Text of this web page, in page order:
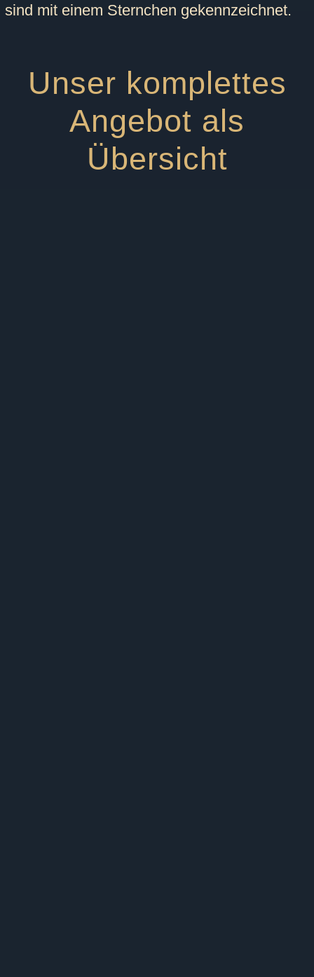
sind mit einem Sternchen gekennzeichnet.
Unser komplettes
Angebot als
Übersicht